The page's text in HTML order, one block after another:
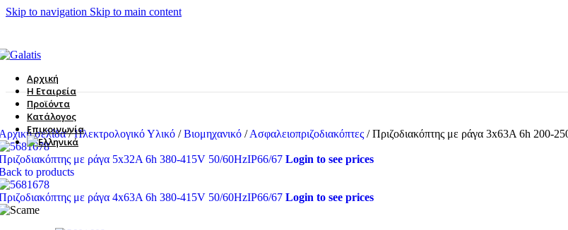
Skip to navigation Skip to main content
Αρχική
Η Εταιρεία
Προϊόντα
Κατάλογος
Επικοινωνία
σελίδα/ Ηλεκτρολογικό Υλικό / Βιομηχανικό / Ασφαλειοπριζοδιακόπτες / Πριζοδιακόπτης με ράγα 3x63A 6h 200-
με ράγα 5x32A 6h 380-415V 50/60HzIP66/67 Login to see prices
to products
με ράγα 4x63A 6h 380-415V 50/60HzIP66/67 Login to see prices